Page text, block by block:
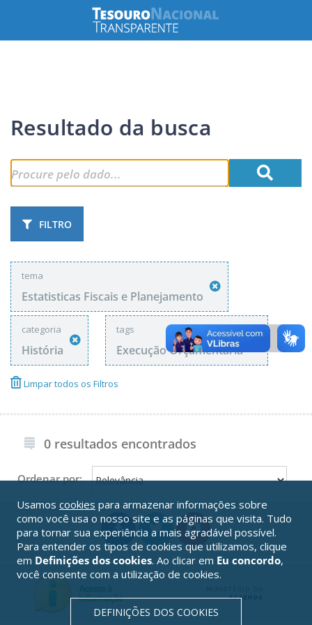
Resultado da busca
FILTRO
tema
Estatisticas Fiscais e Planejamento
categoria
História
tags
Execução Orçamentária
Limpar todos os Filtros
0 resultados encontrados
Ordenar por:
Usamos cookies para armazenar informações sobre
como você usa o nosso site e as páginas que visita. Tudo
para tornar sua experiência a mais agradável possível.
Para entender os tipos de cookies que utilizamos, clique
em Definições dos cookies. Ao clicar em Eu concordo,
você consente com a utilização de cookies.
DEFINIÇÕES DOS COOKIES